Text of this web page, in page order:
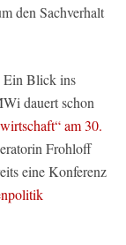
den Sachverhalt
Ein Blick ins
dauert schon
am 30.
Frohloff
eine Konferenz